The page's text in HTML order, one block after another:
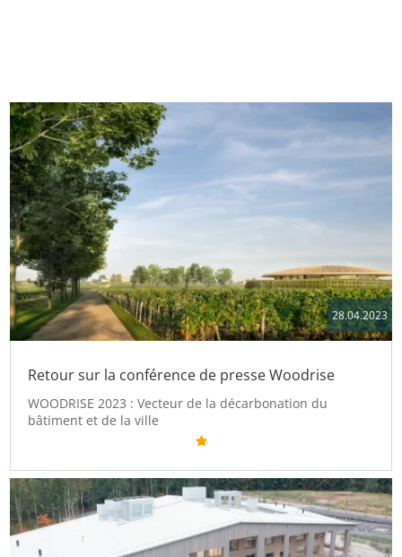
28.04.2023
Retour sur la conférence de presse Woodrise
WOODRISE 2023 : Vecteur de la décarbonation du
bâtiment et de la ville